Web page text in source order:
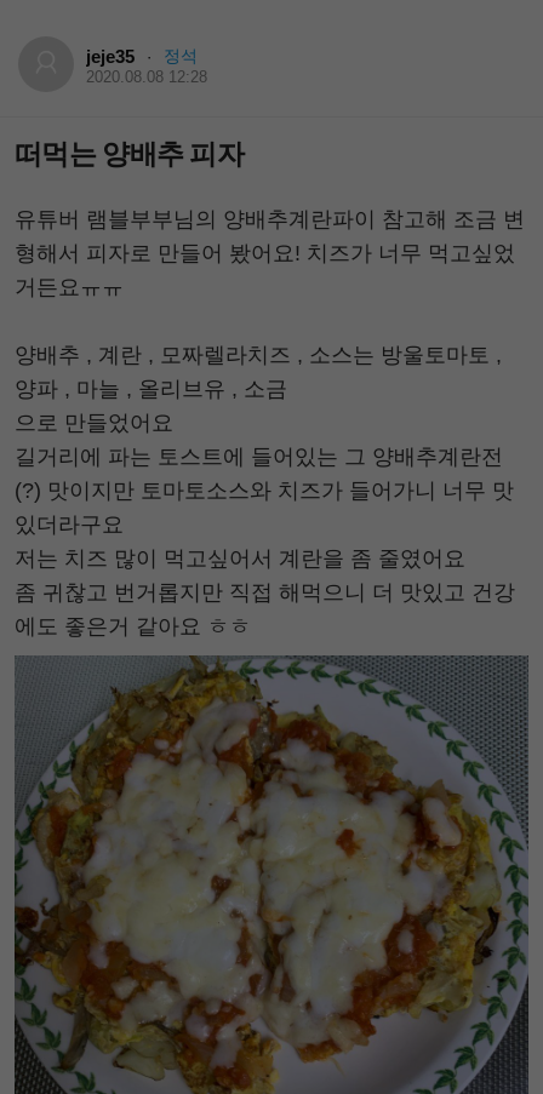
jeje35 · 정석
2020.08.08 12:28
떠먹는 양배추 피자
유튜버 램블부부님의 양배추계란파이 참고해 조금 변
형해서 피자로 만들어 봤어요! 치즈가 너무 먹고싶었
거든요ㅠㅠ
양배추 , 계란 , 모짜렐라치즈 , 소스는 방울토마토 ,
양파 , 마늘 , 올리브유 , 소금
으로 만들었어요
길거리에 파는 토스트에 들어있는 그 양배추계란전
(?) 맛이지만 토마토소스와 치즈가 들어가니 너무 맛
있더라구요
저는 치즈 많이 먹고싶어서 계란을 좀 줄였어요
좀 귀찮고 번거롭지만 직접 해먹으니 더 맛있고 건강
에도 좋은거 같아요 ㅎㅎ